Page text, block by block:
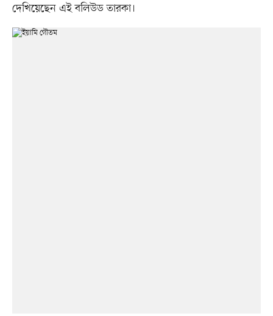
দেখিয়েছেন এই বলিউড তারকা।